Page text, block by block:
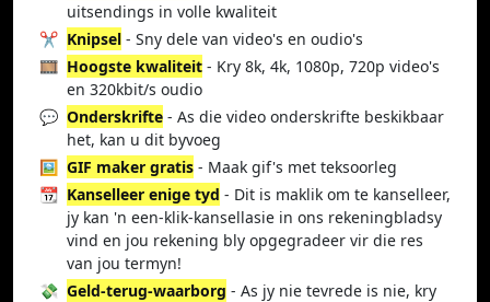
uitsendings in volle kwaliteit
✂️ Knipsel - Sny dele van video's en oudio's
🎞️ Hoogste kwaliteit - Kry 8k, 4k, 1080p, 720p video's
en 320kbit/s oudio
💬 Onderskrifte - As die video onderskrifte beskikbaar
het, kan u dit byvoeg
🖼️ GIF maker gratis - Maak gif's met teksoorleg
📆 Kanselleer enige tyd - Dit is maklik om te kanselleer,
jy kan 'n een-klik-kansellasie in ons rekeningbladsy
vind en jou rekening bly opgegradeer vir die res
van jou termyn!
💸 Geld-terug-waarborg - As jy nie tevrede is nie, kry